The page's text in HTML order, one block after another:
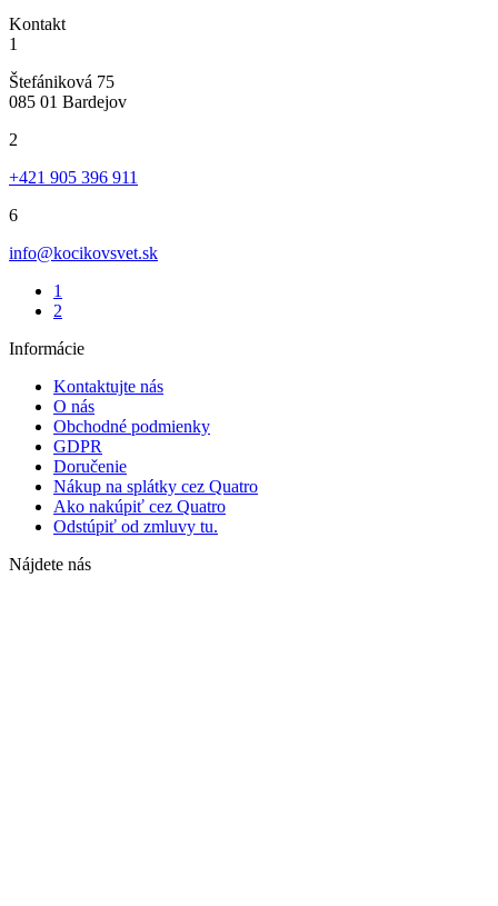
Kontakt
1
Štefániková 75
085 01 Bardejov
2
+421 905 396 911
6
info@kocikovsvet.sk
1
2
Informácie
Kontaktujte nás
O nás
Obchodné podmienky
GDPR
Doručenie
Nákup na splátky cez Quatro
Ako nakúpiť cez Quatro
Odstúpiť od zmluvy tu.
Nájdete nás